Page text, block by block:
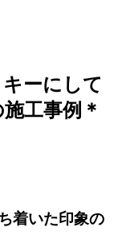
ーにして
工事例＊
着いた印象の